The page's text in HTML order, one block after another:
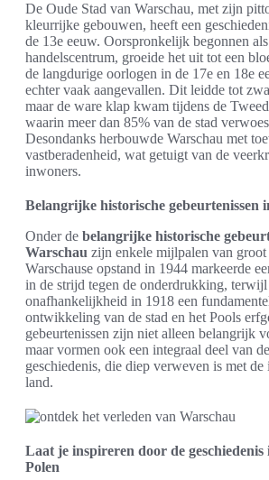
De Oude Stad van Warschau, met zijn
kleurrijke gebouwen, heeft een
de 13e eeuw. Oorspronkelijk begonnen
handelscentrum, groeide het uit tot een
de langdurige oorlogen in de 17e en 18e
echter vaak aangevallen. Dit leidde tot
maar de ware klap kwam tijdens de
waarin meer dan 85% van de stad
Desondanks herbouwde Warschau met
vastberadenheid, wat getuigt van de
inwoners.
Belangrijke historische gebeurtenissen
Onder de belangrijke historische
Warschau zijn enkele mijlpalen van
Warschause opstand in 1944 markeerde
in de strijd tegen de onderdrukking, terwijl
onafhankelijkheid in 1918 een
ontwikkeling van de stad en het Pools
gebeurtenissen zijn niet alleen belangrijk
maar vormen ook een integraal deel van
geschiedenis, die diep verweven is met
land.
Laat je inspireren door de geschiedenis
Polen